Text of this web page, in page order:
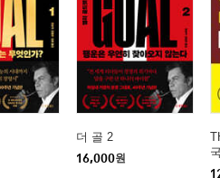
더 골 2
16,000원